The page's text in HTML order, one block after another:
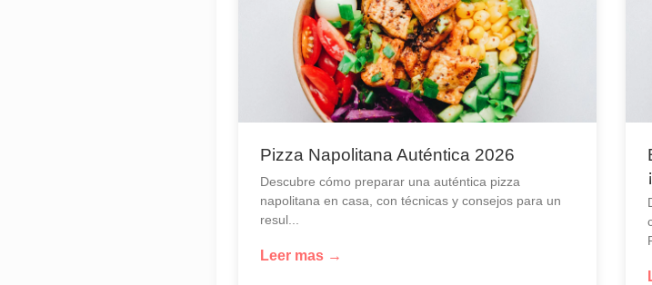
Pizza Napolitana Auténtica 2026
Descubre cómo preparar una auténtica pizza
napolitana en casa, con técnicas y consejos para un
resul...
Leer mas →